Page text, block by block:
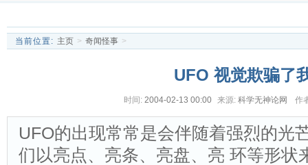
当前位置: 主页 > 奇闻怪事 >
UFO 视觉欺骗了
时间: 2004-02-13 00:00 来源: 科学无神论网 作
UFO的出现常常是会伴随着强烈的光
们以亮点、亮条、亮盘、亮 环等形状